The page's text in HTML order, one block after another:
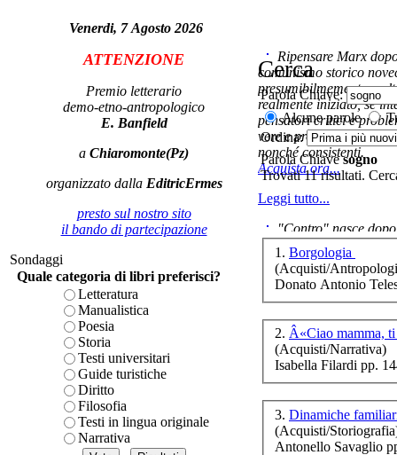
Venerdi, 7 Agosto 2026
ATTENZIONE
Premio letterario
demo-etno-antropologico
E. Banfield
a Chiaromonte(Pz)
organizzato dalla EditricErmes
presto sul nostro sito
il bando di partecipazione
Sondaggi
Quale categoria di libri preferisci?
Letteratura
Manualistica
Poesia
Storia
Testi universitari
Guide turistiche
Diritto
Filosofia
Testi in lingua originale
Narrativa
Ripensare Marx
comunismo storico
presumibilmemente
realmente iniziato, se
pensatori critici e
vere e proprie correnti
nonché consistenti.
Acquista ora...
Leggi tutto...
"Contro" nasce
cominciato con la
ripensaremarx. i saggi
questa collaborazione
è teorica, sempre però
presente fase.
Acquista ora...
A feed could not be
http://www.lastampa.it/
Cerca
Parola Chiave:
Alcune parole
Ordina:
Parola Chiavesogno
Trovati 11 risultati.
1. Borgologia
(Acquisti/
Donato Antonio
2. Â«Ciao mamma,
(Acquisti/Narrativa)
Isabella Filardi pp.
3. Dinamiche
(Acquisti/
Antonello Savaglio